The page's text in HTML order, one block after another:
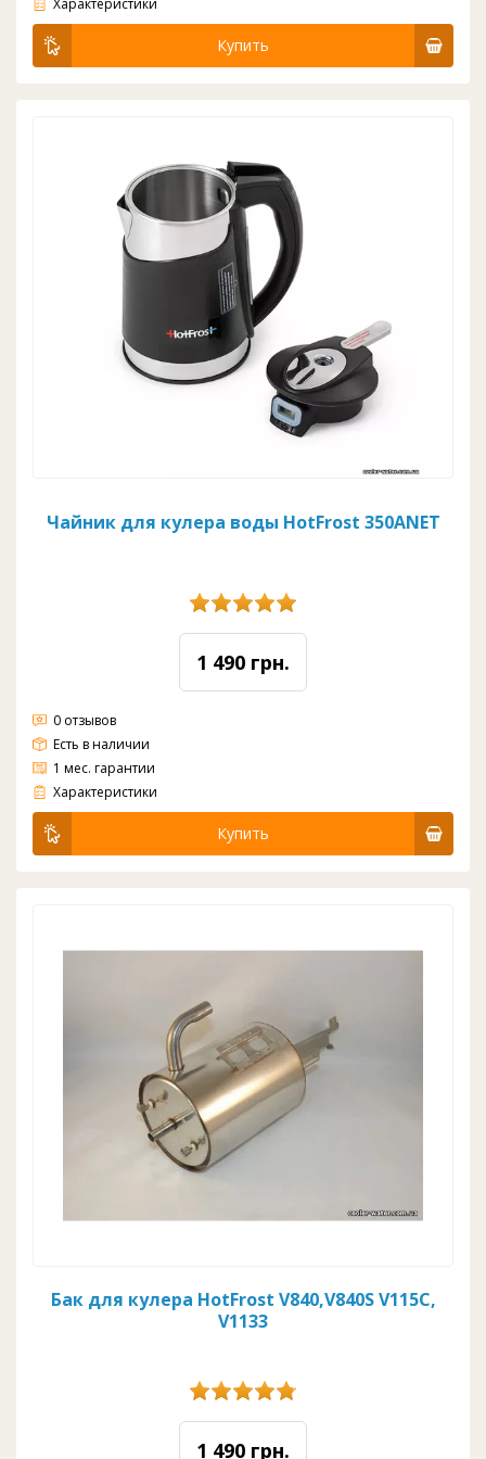
Характеристики
Купить
Чайник для кулера воды HotFrost 350ANET
1 490 грн.
0 отзывов
Есть в наличии
1 мес. гарантии
Чайник для кулера воды HotFrost 350ANET
Характеристики
Купить
Бак для кулера HotFrost V840,V840S V115С,
V1133
1 490 грн.